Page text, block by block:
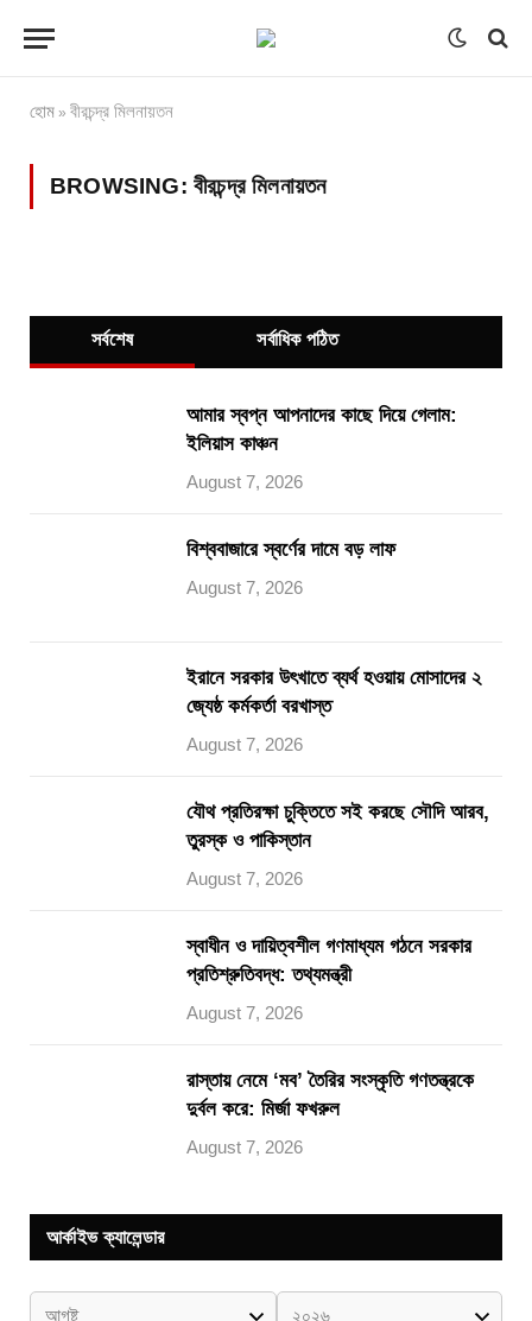
হোম » বীরচন্দ্র মিলনায়তন
BROWSING: বীরচন্দ্র মিলনায়তন
সর্বশেষ সর্বাধিক পঠিত
আমার স্বপ্ন আপনাদের কাছে দিয়ে গেলাম:
ইলিয়াস কাঞ্চন
August 7, 2026
বিশ্ববাজারে স্বর্ণের দামে বড় লাফ
August 7, 2026
ইরানে সরকার উৎখাতে ব্যর্থ হওয়ায় মোসাদের ২
জ্যেষ্ঠ কর্মকর্তা বরখাস্ত
August 7, 2026
যৌথ প্রতিরক্ষা চুক্তিতে সই করছে সৌদি আরব,
তুরস্ক ও পাকিস্তান
August 7, 2026
স্বাধীন ও দায়িত্বশীল গণমাধ্যম গঠনে সরকার
প্রতিশ্রুতিবদ্ধ: তথ্যমন্ত্রী
August 7, 2026
রাস্তায় নেমে ‘মব’ তৈরির সংস্কৃতি গণতন্ত্রকে
দুর্বল করে: মির্জা ফখরুল
August 7, 2026
আর্কাইভ ক্যালেন্ডার